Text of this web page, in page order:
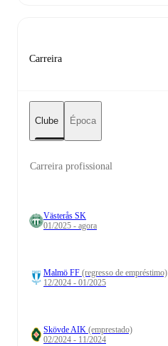
Carreira
Clube Época
Carreira profissional
Västerås SK
01/2025 - agora
Malmö FF (regresso de empréstimo)
12/2024 - 01/2025
Skövde AIK (emprestado)
02/2024 - 11/2024